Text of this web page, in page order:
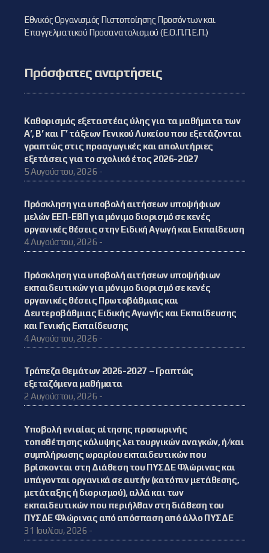
Εθνικός Οργανισμός Πιστοποίησης Προσόντων και
Επαγγελματικού Προσανατολισμού (Ε.Ο.Π.Π.Ε.Π.)
Πρόσφατες αναρτήσεις
Καθορισμός εξεταστέας ύλης για τα μαθήματα των
Α’, Β’ και Γ’ τάξεων Γενικού Λυκείου που εξετάζονται
γραπτώς στις προαγωγικές και απολυτήριες
εξετάσεις για το σχολικό έτος 2026-2027
5 Αυγούστου, 2026 -
Πρόσκληση για υποβολή αιτήσεων υποψήφιων
μελών ΕΕΠ-ΕΒΠ για μόνιμο διορισμό σε κενές
οργανικές θέσεις στην Ειδική Αγωγή και Εκπαίδευση
4 Αυγούστου, 2026 -
Πρόσκληση για υποβολή αιτήσεων υποψήφιων
εκπαιδευτικών για μόνιμο διορισμό σε κενές
οργανικές θέσεις Πρωτοβάθμιας και
Δευτεροβάθμιας Ειδικής Αγωγής και Εκπαίδευσης
και Γενικής Εκπαίδευσης
4 Αυγούστου, 2026 -
Τράπεζα Θεμάτων 2026-2027 – Γραπτώς
εξεταζόμενα μαθήματα
2 Αυγούστου, 2026 -
Υποβολή ενιαίας αίτησης προσωρινής
τοποθέτησης κάλυψης λειτουργικών αναγκών, ή/και
συμπλήρωσης ωραρίου εκπαιδευτικών που
βρίσκονται στη Διάθεση του ΠΥΣΔΕ Φλώρινας και
υπάγονται οργανικά σε αυτήν (κατόπιν μετάθεσης,
μετάταξης ή διορισμού), αλλά και των
εκπαιδευτικών που περιήλθαν στη διάθεση του
ΠΥΣΔΕ Φλώρινας από απόσπαση από άλλο ΠΥΣΔΕ
31 Ιουλίου, 2026 -